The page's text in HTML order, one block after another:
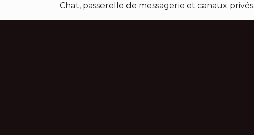
Chat, passerelle de messagerie et canaux privés